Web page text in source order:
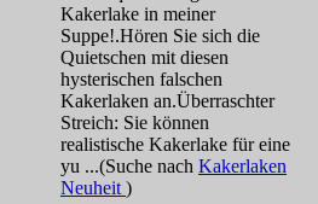
Kakerlake in meiner
Suppe!.Hören Sie sich die
Quietschen mit diesen
hysterischen falschen
Kakerlaken an.Überraschter
Streich: Sie können
realistische Kakerlake für eine
yu ...(Suche nach Kakerlaken
Neuheit )